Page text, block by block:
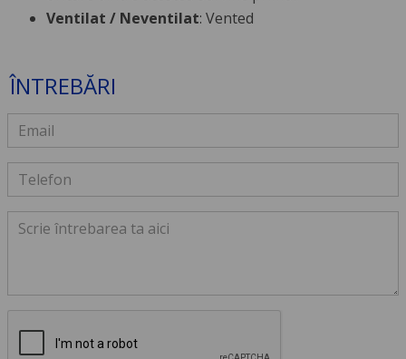
Ventilat / Neventilat: Vented
ÎNTREBĂRI